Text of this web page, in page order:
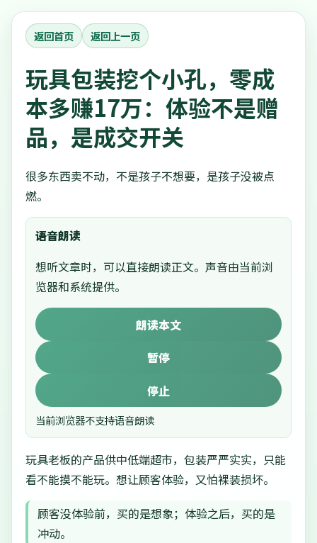
返回首页 返回上一页
玩具包装挖个小孔，零成
本多赚17万：体验不是赠
品，是成交开关
很多东西卖不动，不是孩子不想要，是孩子没被点
燃。
语音朗读
想听文章时，可以直接朗读正文。声音由当前浏
览器和系统提供。
朗读本文
暂停
停止
当前浏览器不支持语音朗读
玩具老板的产品供中低端超市，包装严严实实，只能
看不能摸不能玩。想让顾客体验，又怕裸装损坏。
顾客没体验前，买的是想象；体验之后，买的是
冲动。